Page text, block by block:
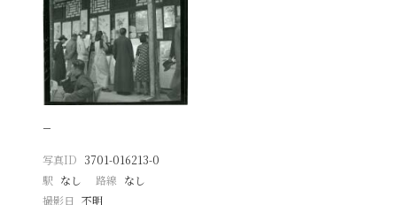
−
写真ID 3701-016213-0
駅 なし 路線 なし
撮影日
不明